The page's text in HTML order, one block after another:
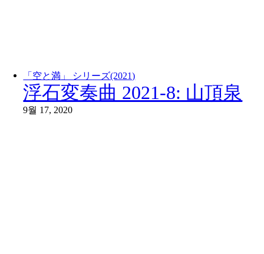
「空と満」 シリーズ(2021)
浮石変奏曲 2021-8: 山頂泉
9월 17, 2020